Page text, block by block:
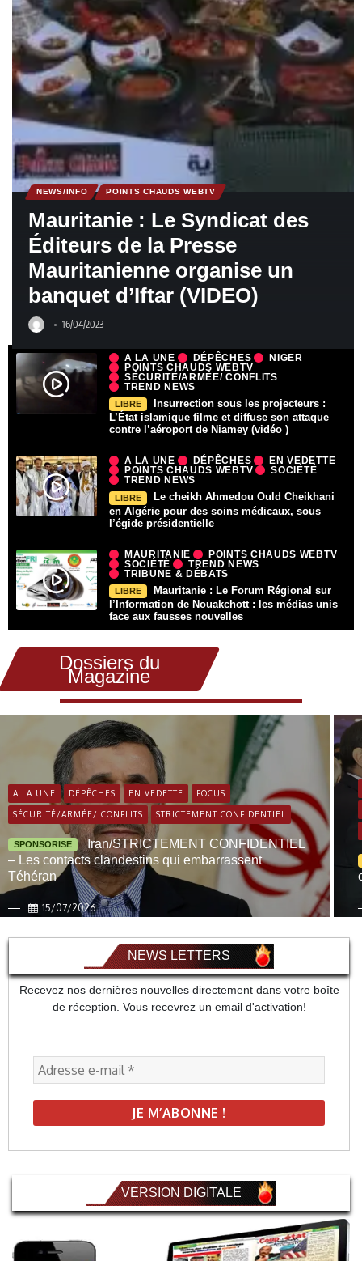
NEWS/INFO POINTS CHAUDS WEBTV
Mauritanie : Le Syndicat des
Éditeurs de la Presse
Mauritanienne organise un
banquet d’Iftar (VIDEO)
16/04/2023
A LA UNE DÉPÊCHES
NIGER
POINTS CHAUDS WEBTV
SÉCURITÉ/ARMÉE/ CONFLITS
TREND NEWS
LIBRE
Insurrection sous les projecteurs :
L’État islamique filme et diffuse son attaque
contre l’aéroport de Niamey (vidéo )
A LA UNE DÉPÊCHES
EN VEDETTE
POINTS CHAUDS WEBTV
SOCIÉTÉ
TREND NEWS
LIBRE
Le cheikh Ahmedou Ould Cheikhani
en Algérie pour des soins médicaux, sous
l’égide présidentielle
MAURITANIE
POINTS CHAUDS WEBTV
SOCIÉTÉ
TREND NEWS
TRIBUNE & DÉBATS
LIBRE
Mauritanie : Le Forum Régional sur
l’Information de Nouakchott : les médias unis
face aux fausses nouvelles
Dossiers du
Magazine
A LA UNE DÉPÊCHES EN VEDETTE FOCUS
SÉCURITÉ/ARMÉE/ CONFLITS STRICTEMENT CONFIDENTIEL
SPONSORISE
Iran/STRICTEMENT CONFIDENTIEL
– Les contacts clandestins qui embarrassent
Téhéran
15/07/2026
NEWS LETTERS
Recevez nos dernières nouvelles directement dans votre boîte
de réception. Vous recevrez un email d'activation!
VERSION DIGITALE